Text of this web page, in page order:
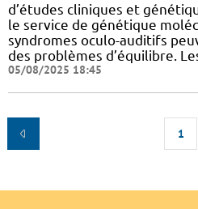
d’études cliniques et
le service de génétique
syndromes oculo-auditifs
des problèmes d’équilibre.
05/08/2025 18:45
1